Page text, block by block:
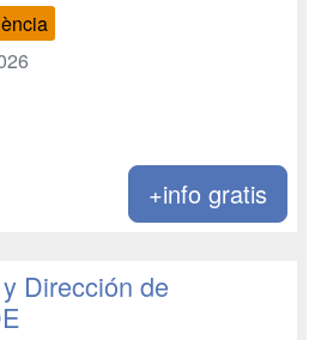
+info gratis
Dirección de